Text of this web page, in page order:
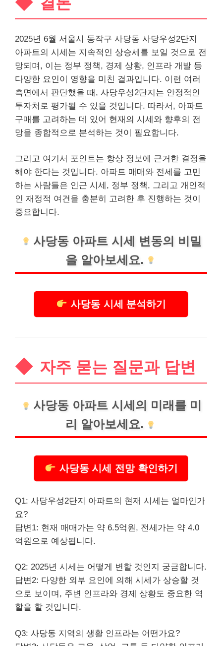
2025년 6월 서울시 동작구 사당동 사당우성2단지
아파트의 시세는 지속적인 상승세를 보일 것으로 전
망되며, 이는 정부 정책, 경제 상황, 인프라 개발 등
다양한 요인이 영향을 미친 결과입니다. 이런 여러
측면에서 판단했을 때, 사당우성2단지는 안정적인
투자처로 평가될 수 있을 것입니다. 따라서, 아파트
구매를 고려하는 데 있어 현재의 시세와 향후의 전
망을 종합적으로 분석하는 것이 필요합니다.
그리고 여기서 포인트는 항상 정보에 근거한 결정을
해야 한다는 것입니다. 아파트 매매와 전세를 고민
하는 사람들은 인근 시세, 정부 정책, 그리고 개인적
인 재정적 여건을 충분히 고려한 후 진행하는 것이
중요합니다.
사당동 아파트 시세 변동의 비밀
을 알아보세요.
사당동 시세 분석하기
자주 묻는 질문과 답변
사당동 아파트 시세의 미래를 미
리 알아보세요.
사당동 시세 전망 확인하기
Q1: 사당우성2단지 아파트의 현재 시세는 얼마인가
요?
답변1: 현재 매매가는 약 6.5억원, 전세가는 약 4.0
억원으로 예상됩니다.
Q2: 2025년 시세는 어떻게 변할 것인지 궁금합니다.
답변2: 다양한 외부 요인에 의해 시세가 상승할 것
으로 보이며, 주변 인프라와 경제 상황도 중요한 역
할을 할 것입니다.
Q3: 사당동 지역의 생활 인프라는 어떤가요?